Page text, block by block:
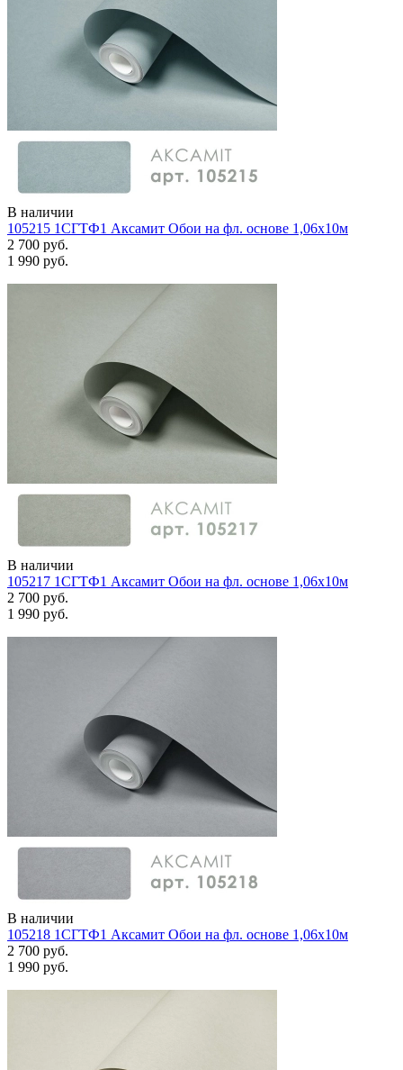
В наличии
105215 1СГТФ1 Аксамит Обои на фл. основе 1,06х10м
2 700 руб.
1 990 руб.
В наличии
105217 1СГТФ1 Аксамит Обои на фл. основе 1,06х10м
2 700 руб.
1 990 руб.
В наличии
105218 1СГТФ1 Аксамит Обои на фл. основе 1,06х10м
2 700 руб.
1 990 руб.